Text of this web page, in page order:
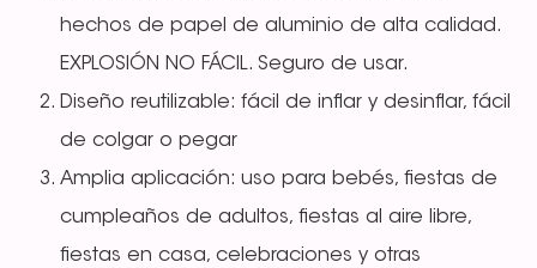
hechos de papel de aluminio de alta calidad.
EXPLOSIÓN NO FÁCIL. Seguro de usar.
Diseño reutilizable: fácil de inflar y desinflar, fácil
de colgar o pegar
Amplia aplicación: uso para bebés, fiestas de
cumpleaños de adultos, fiestas al aire libre,
fiestas en casa, celebraciones y otras